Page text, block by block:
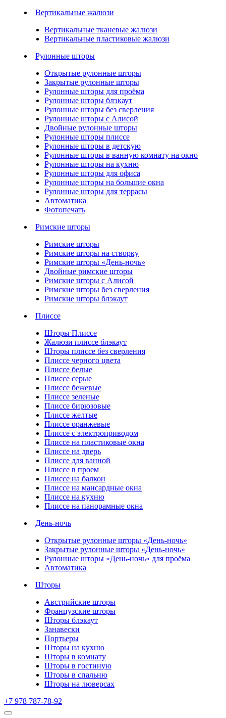
Вертикальные жалюзи
Вертикальные тканевые жалюзи
Вертикальные пластиковые жалюзи
Рулонные шторы
Открытые рулонные шторы
Закрытые рулонные шторы
Рулонные шторы для проёма
Рулонные шторы блэкаут
Рулонные шторы без сверления
Рулонные шторы с Алисой
Двойные рулонные шторы
Рулонные шторы плиссе
Рулонные шторы в детскую
Рулонные шторы в ванную комнату на окно
Рулонные шторы на кухню
Рулонные шторы для офиса
Рулонные шторы на большие окна
Рулонные шторы для террасы
Автоматика
Фотопечать
Римские шторы
Римские шторы
Римские шторы на створку
Римские шторы «День-ночь»
Двойные римские шторы
Римские шторы с Алисой
Римские шторы без сверления
Римские шторы блэкаут
Плиссе
Шторы Плиссе
Жалюзи плиссе блэкаут
Шторы плиссе без сверления
Плиссе черного цвета
Плиссе белые
Плиссе серые
Плиссе бежевые
Плиссе зеленые
Плиссе бирюзовые
Плиссе желтые
Плиссе оранжевые
Плиссе с электроприводом
Плиссе на пластиковые окна
Плиссе на дверь
Плиссе для ванной
Плиссе в проем
Плиссе на балкон
Плиссе на мансардные окна
Плиссе на кухню
Плиссе на панорамные окна
День-ночь
Открытые рулонные шторы «День-ночь»
Закрытые рулонные шторы «День-ночь»
Рулонные шторы «День-ночь» для проёма
Автоматика
Шторы
Австрийские шторы
Французские шторы
Шторы блэкаут
Занавески
Портьеры
Шторы на кухню
Шторы в комнату
Шторы в гостиную
Шторы в спальню
Шторы на люверсах
+7 978 787-78-92